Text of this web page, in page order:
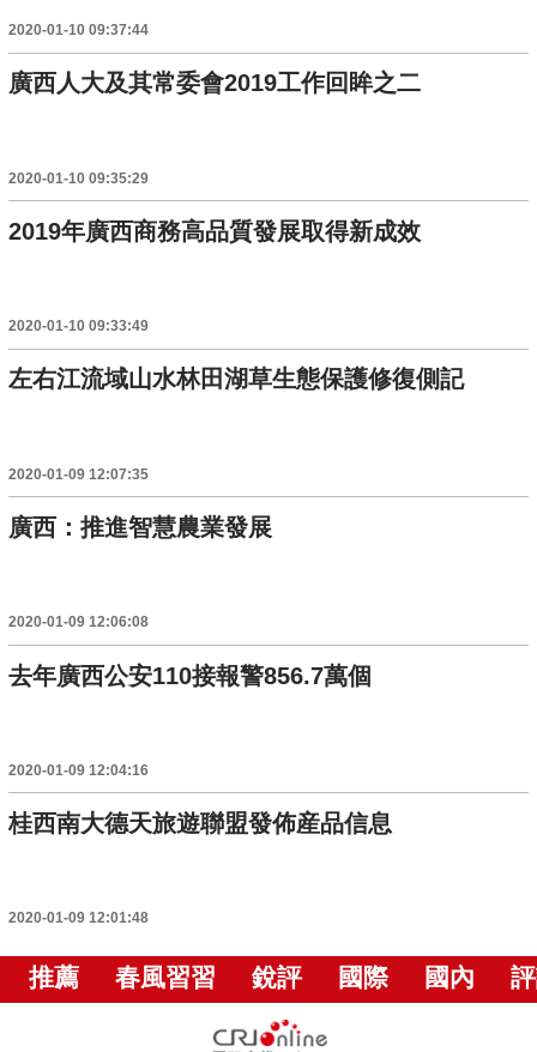
2020-01-10 09:37:44
廣西人大及其常委會2019工作回眸之二
2020-01-10 09:35:29
2019年廣西商務高品質發展取得新成效
2020-01-10 09:33:49
左右江流域山水林田湖草生態保護修復側記
2020-01-09 12:07:35
廣西：推進智慧農業發展
2020-01-09 12:06:08
去年廣西公安110接報警856.7萬個
2020-01-09 12:04:16
桂西南大德天旅遊聯盟發佈産品信息
2020-01-09 12:01:48
推薦 春風習習 銳評 國際 國內